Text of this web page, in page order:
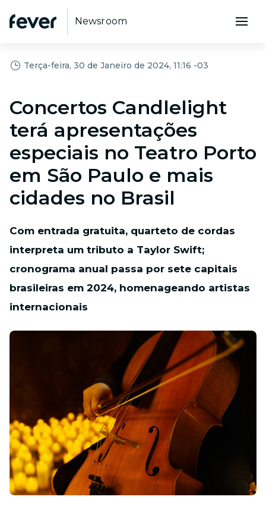
Newsroom
Terça-feira, 30 de Janeiro de 2024, 11:16 -03
Concertos Candlelight
terá apresentações
especiais no Teatro Porto
em São Paulo e mais
cidades no Brasil
Com entrada gratuita, quarteto de cordas
interpreta um tributo a Taylor Swift;
cronograma anual passa por sete capitais
brasileiras em 2024, homenageando artistas
internacionais
JPG